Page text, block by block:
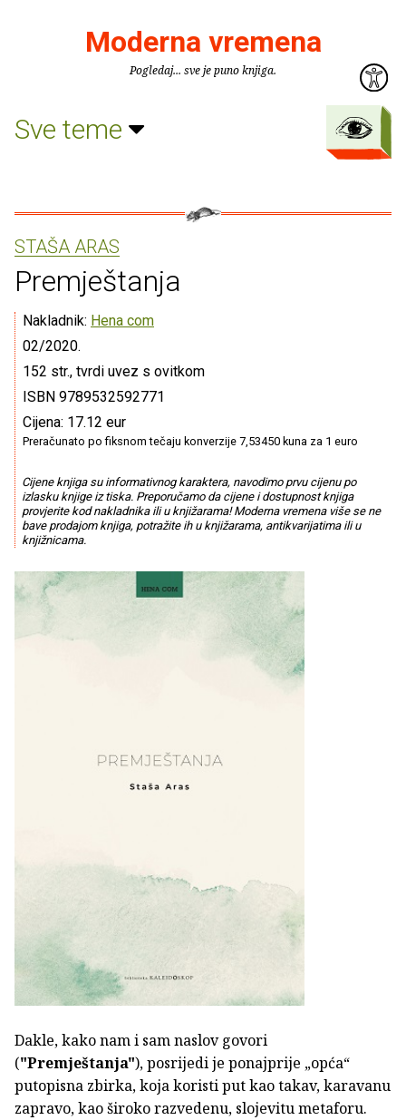
Moderna vremena
Pogledaj... sve je puno knjiga.
Sve teme
STAŠA ARAS
Premještanja
Nakladnik: Hena com
02/2020.
152 str., tvrdi uvez s ovitkom
ISBN 9789532592771
Cijena: 17.12 eur
Preračunato po fiksnom tečaju konverzije 7,53450 kuna za 1 euro
Cijene knjiga su informativnog karaktera, navodimo prvu cijenu po
izlasku knjige iz tiska. Preporučamo da cijene i dostupnost knjiga
provjerite kod nakladnika ili u knjižarama! Moderna vremena više se ne
bave prodajom knjiga, potražite ih u knjižarama, antikvarijatima ili u
knjižnicama.
Dakle, kako nam i sam naslov govori
("Premještanja"), posrijedi je ponajprije „opća“
putopisna zbirka, koja koristi put kao takav, karavanu
zapravo, kao široko razvedenu, slojevitu metaforu.